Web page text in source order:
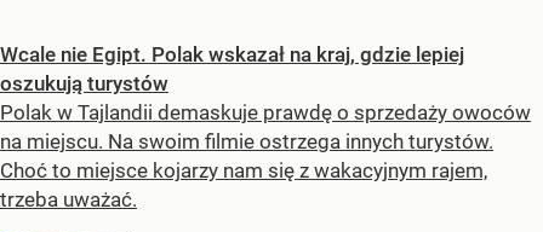
Wcale nie Egipt. Polak wskazał na kraj, gdzie lepiej
oszukują turystów
Polak w Tajlandii demaskuje prawdę o sprzedaży owoców
na miejscu. Na swoim filmie ostrzega innych turystów.
Choć to miejsce kojarzy nam się z wakacyjnym rajem,
trzeba uważać.